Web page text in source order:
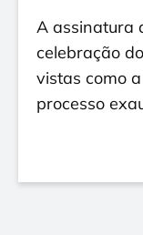
A assinatura
celebração
vistas como
processo